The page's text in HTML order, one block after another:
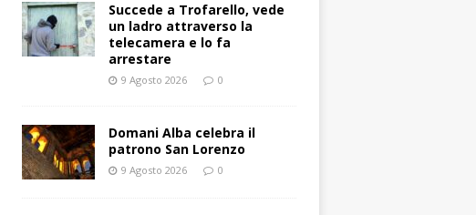
Succede a Trofarello, vede
un ladro attraverso la
telecamera e lo fa
arrestare
9 Agosto 2026 0
Domani Alba celebra il
patrono San Lorenzo
9 Agosto 2026 0